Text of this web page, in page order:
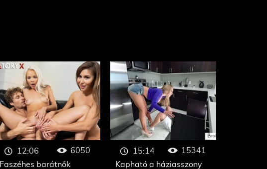
Faszéhes barátnők
12:06
6050
Kapható a háziasszony
15:14 15341